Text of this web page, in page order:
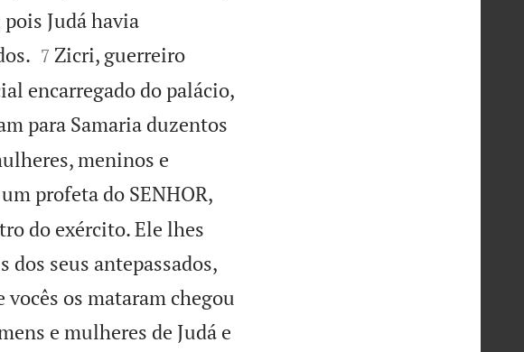
Judá havia

7 Zicri, guerreiro
encarregado do palácio,
para Samaria duzentos
meninos e
profeta do SENHOR,
do exército. Ele lhes
dos seus antepassados,
os mataram chegou
e mulheres de Judá e